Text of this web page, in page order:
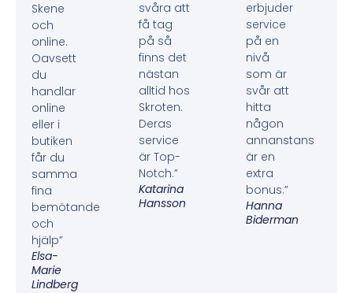
Skene
och
online.
Oavsett
du
handlar
online
eller i
butiken
får du
samma
fina
bemötande
och
hjälp”
Elsa-
Marie
Lindberg
svåra att
få tag
på så
finns det
nästan
alltid hos
Skroten.
Deras
service
är Top-
Notch.”
Katarina
Hansson
erbjuder
service
på en
nivå
som är
svår att
hitta
någon
annanstans
är en
extra
bonus.”
Hanna
Biderman